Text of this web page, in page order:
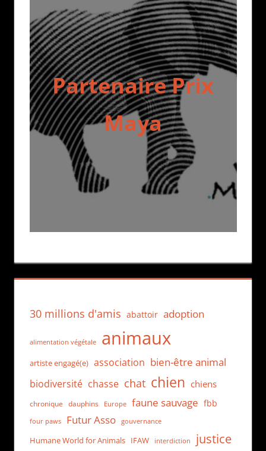
Partenaire Prix
Maya
30 millions d'amis abattoir adoption
alimentation végétale animaux
artiste engagé(e) association bien-être animal
biodiversité chasse chat chien chiens
chronique dauphins Europe faune sauvage fbb
four paws Futur Asso gouvernance
Humane World for Animals IFAW interdiction justice